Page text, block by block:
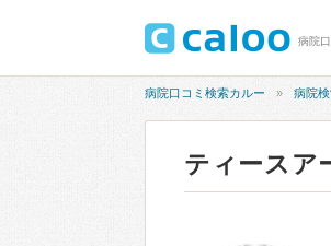
病院
病院口コミ検索カルー 病院
ティースア